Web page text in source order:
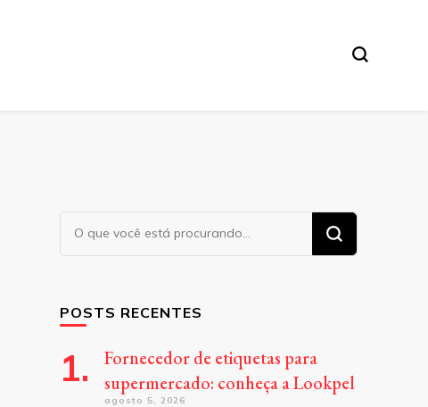
Procurando
algo?
POSTS RECENTES
Fornecedor de etiquetas para
supermercado: conheça a Lookpel
agosto 5, 2026